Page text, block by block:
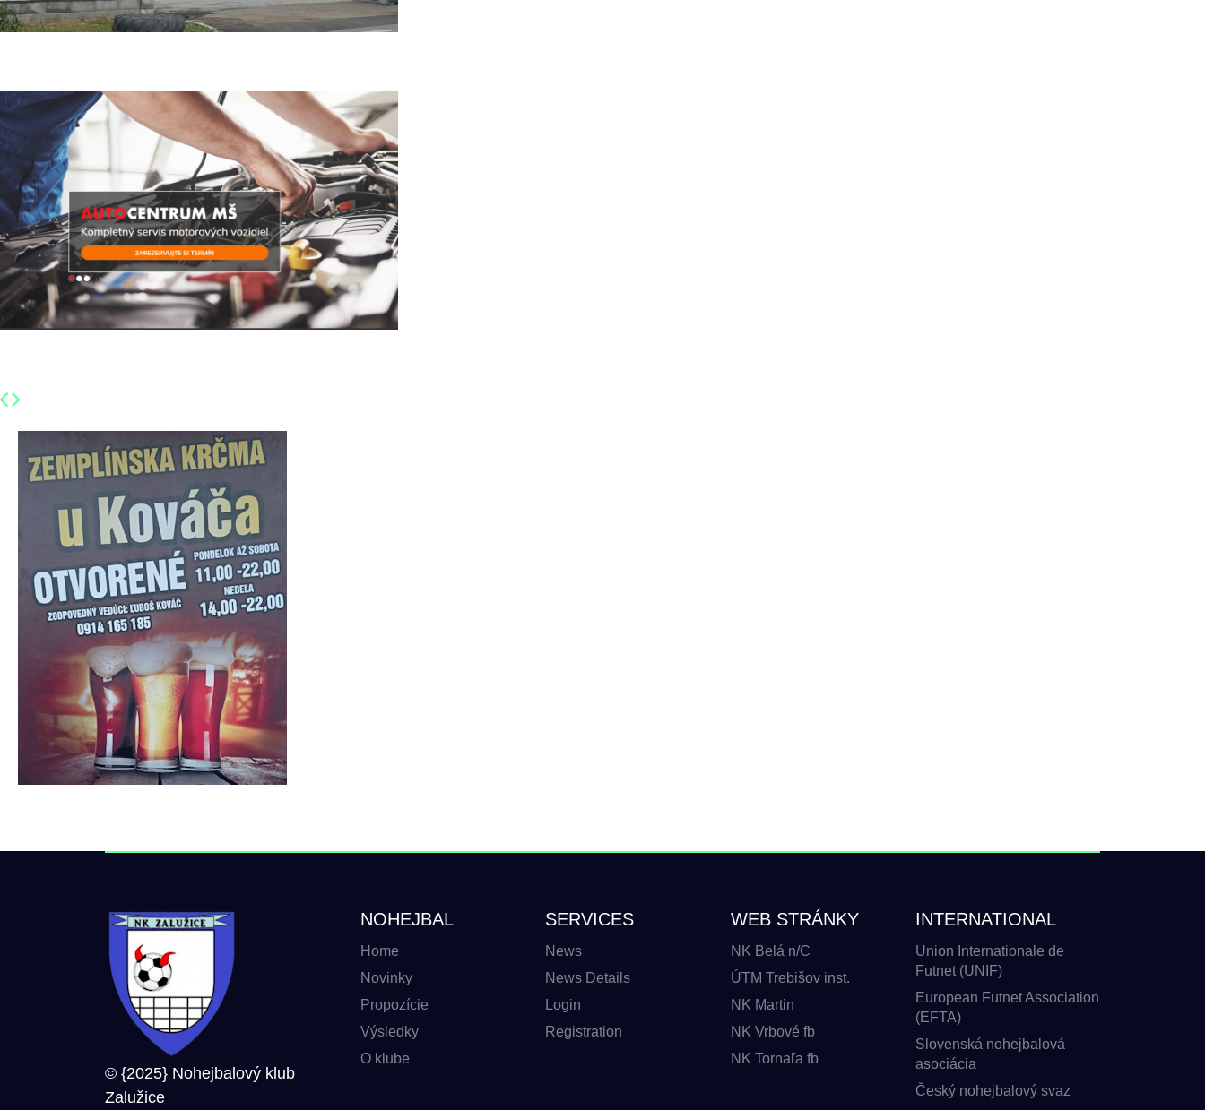
© {2025} Nohejbalový klub
Zalužice
NOHEJBAL
Home
Novinky
Propozície
Výsledky
O klube
SERVICES
News
News Details
Login
Registration
WEB STRÁNKY
NK Belá n/C
ÚTM Trebišov inst.
NK Martin
NK Vrbové fb
NK Tornaľa fb
INTERNATIONAL
Union Internationale de
Futnet (UNIF)
European Futnet Association
(EFTA)
Slovenská nohejbalová
asociácia
Český nohejbalový svaz